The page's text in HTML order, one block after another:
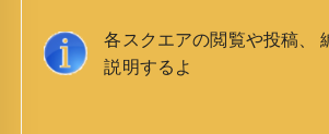
各スクエアの閲覧や投稿、
説明するよ